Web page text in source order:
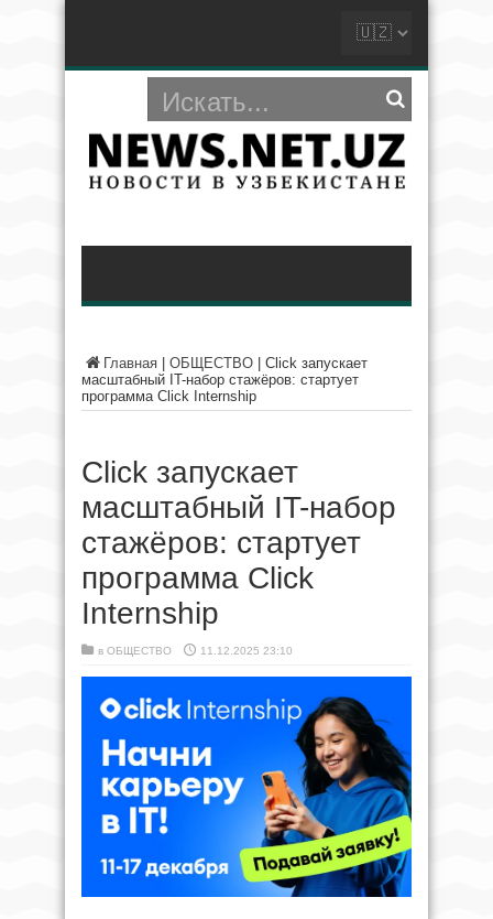
Главная ОБЩЕСТВО
Click запускает
масштабный IT-набор стажёров: стартует
программа Click Internship
Click запускает
масштабный IT-набор
стажёров: стартует
программа Click
Internship
в ОБЩЕСТВО 11.12.2025 23:10